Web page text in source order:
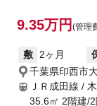
9.35万円 (管理
敷 2ヶ月
千葉県印西市
ＪＲ成田線 /
35.6㎡ 2階建/